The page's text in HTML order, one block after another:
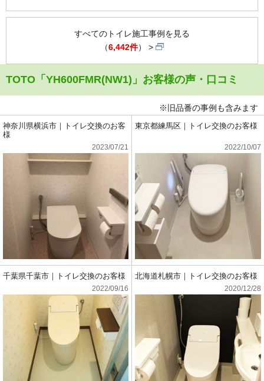
すべてのトイレ施工事例を見る
（6,442件）
TOTO「YH600FMR(NW1)」お客様の声・口コミ
※旧品番の事例も含みます
神奈川県横浜市｜トイレ交換のお客
様
2023/07/21
東京都練馬区｜トイレ交換のお客様
2022/10/07
千葉県千葉市｜トイレ交換のお客様
2022/09/16
北海道札幌市｜トイレ交換のお客様
2020/12/28